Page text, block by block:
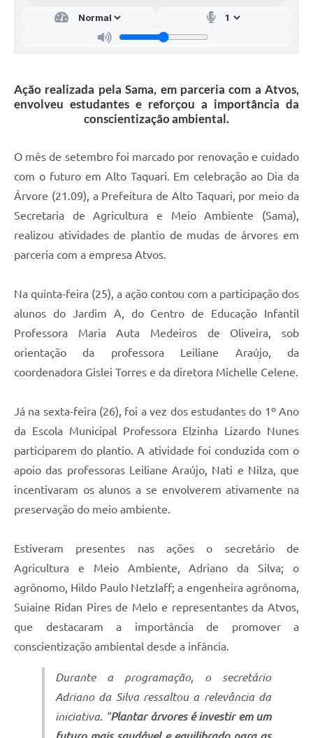
Ação realizada pela Sama, em parceria com a Atvos,
envolveu estudantes e reforçou a importância da
conscientização ambiental.
O mês de setembro foi marcado por renovação e cuidado
com o futuro em Alto Taquari. Em celebração ao Dia da
Árvore (21.09), a Prefeitura de Alto Taquari, por meio da
Secretaria de Agricultura e Meio Ambiente (Sama),
realizou atividades de plantio de mudas de árvores em
parceria com a empresa Atvos.
Na quinta-feira (25), a ação contou com a participação dos
alunos do Jardim A, do Centro de Educação Infantil
Professora Maria Auta Medeiros de Oliveira, sob
orientação da professora Leiliane Araújo, da
coordenadora Gislei Torres e da diretora Michelle Celene.
Já na sexta-feira (26), foi a vez dos estudantes do 1º Ano
da Escola Municipal Professora Elzinha Lizardo Nunes
participarem do plantio. A atividade foi conduzida com o
apoio das professoras Leiliane Araújo, Nati e Nilza, que
incentivaram os alunos a se envolverem ativamente na
preservação do meio ambiente.
Estiveram presentes nas ações o secretário de
Agricultura e Meio Ambiente, Adriano da Silva; o
agrônomo, Hildo Paulo Netzlaff; a engenheira agrônoma,
Suiaine Ridan Pires de Melo e representantes da Atvos,
que destacaram a importância de promover a
conscientização ambiental desde a infância.
Durante a programação, o secretário
Adriano da Silva ressaltou a relevância da
iniciativa. "Plantar árvores é investir em um